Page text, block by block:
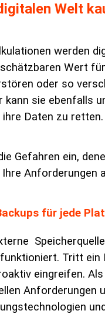
Welt
werden
Wert
oder so
sie ebenfalls
Daten zu retten.
Gefahren ein,
Anforderungen
für jede
Tritt
eingreifen.